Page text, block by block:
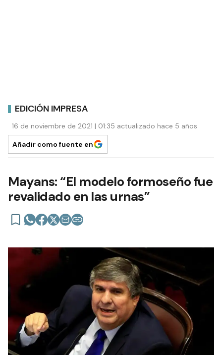
EDICIÓN IMPRESA
16 de noviembre de 2021 | 01:35 actualizado hace 5 años
Añadir como fuente en
Mayans: “El modelo formoseño fue
revalidado en las urnas”